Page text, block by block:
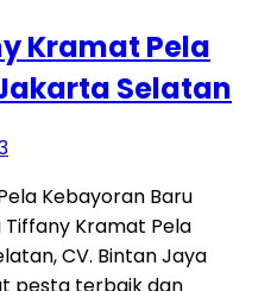
Kramat Pela
Selatan
Kebayoran Baru
Tiffany Kramat Pela
CV. Bintan Jaya